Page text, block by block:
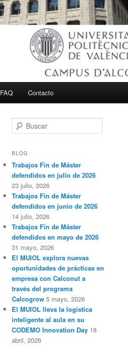
FAQ Contacto
u
c
r
BLOG
Trabajos Fin de Máster
defendidos en julio de 2026
23 julio, 2026
Trabajos Fin de Máster
defendidos en junio de 2026
14 julio, 2026
Trabajos Fin de Máster
defendidos en mayo de 2026
31 mayo, 2026
El MUIOL explora nuevas
oportunidades de prácticas en
empresa con Calconut a
través del programa
Calcogrow 5 mayo, 2026
El MUIOL lleva la logística
inteligente al aula en su
CODEMO Innovation Day 18
abril, 2026